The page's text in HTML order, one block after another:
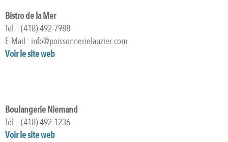
Bistro de la Mer
Tél. : (418) 492-7988
E-Mail : info@poissonnerielauzier.com
Voir le site web
Boulangerie Niemand
Tél. : (418) 492-1236
Voir le site web